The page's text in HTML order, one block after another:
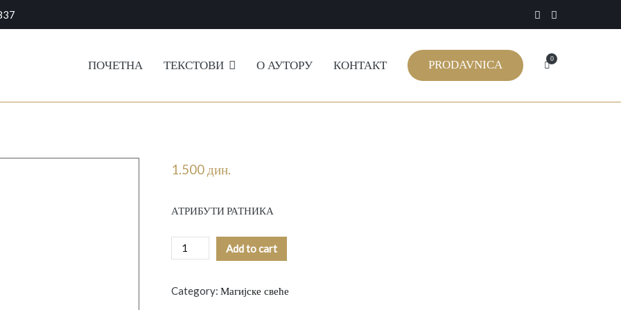
ПОЧЕТНА ТЕКСТОВИ О АУТОРУ КОНТАКТ PRODAVNICA 0
1.500 дин.
АТРИБУТИ РАТНИКА
АТРИБУТИ
РАТНИКА
Add to cart
Category:Mагијске свеће